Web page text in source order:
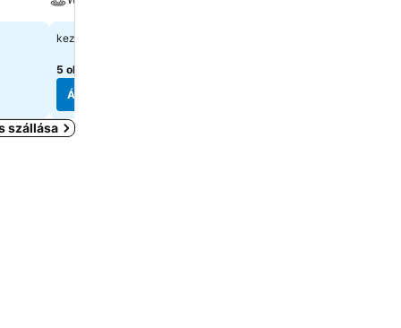
kezdőár:
5 oldal
Árak megjelenítése
szállása